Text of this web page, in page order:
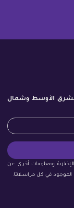
الأوسط وشمال
ومعلومات أخرى عن
الموجود في كل مراسلاتنا.